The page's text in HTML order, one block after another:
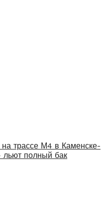
трассе М4 в Каменске-
полный бак